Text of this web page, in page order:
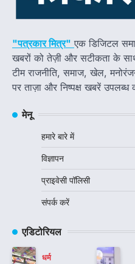
"पत्रकार मित्र" एक डिजिटल
खबरों को तेज़ी और सटीकता के
टीम राजनीति, समाज, खेल,
पर ताज़ा और निष्पक्ष खबरें उपलब्ध
मेनू
हमारे बारे में
विज्ञापन
प्राइवेसी पॉलिसी
संपर्क करें
एडिटोरियल
धर्म